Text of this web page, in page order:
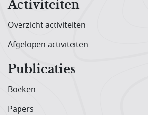
Activiteiten
Overzicht activiteiten
Afgelopen activiteiten
Publicaties
Boeken
Papers